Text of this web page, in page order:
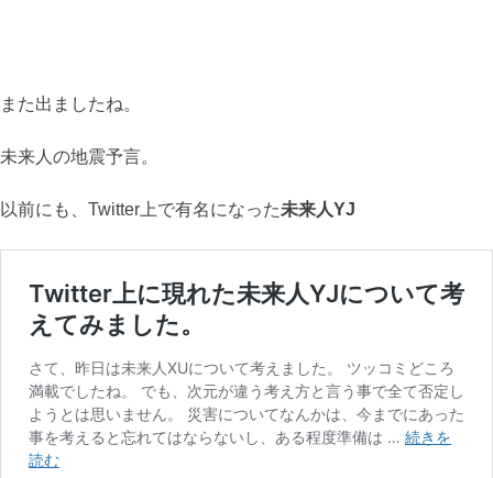
また出ましたね。
未来人の地震予言。
以前にも、Twitter上で有名になった未来人YJ